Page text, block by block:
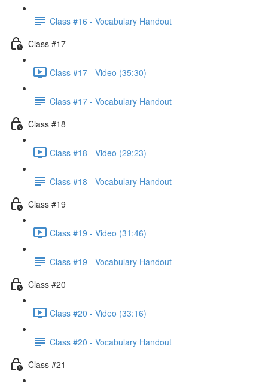
Class #16 - Vocabulary Handout
Class #17
Class #17 - Video (35:30)
Class #17 - Vocabulary Handout
Class #18
Class #18 - Video (29:23)
Class #18 - Vocabulary Handout
Class #19
Class #19 - Video (31:46)
Class #19 - Vocabulary Handout
Class #20
Class #20 - Video (33:16)
Class #20 - Vocabulary Handout
Class #21